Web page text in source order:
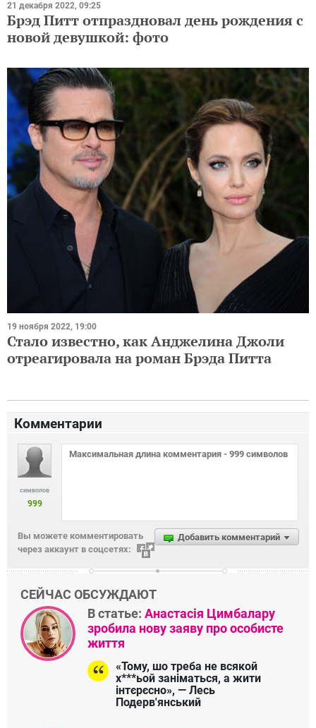
21 декабря 2022, 09:25
Брэд Питт отпраздновал день рождения с
новой девушкой: фото
19 ноября 2022, 19:00
Стало известно, как Анджелина Джоли
отреагировала на роман Брэда Питта
Комментарии
символов
999
Добавить комментарий
Вы можете комментировать
через аккаунт в соцсетях:
СЕЙЧАС ОБСУЖДАЮТ
В статье: Анастасія Цимбалару
зробила нову заяву про особисте
життя
«Тому, шо треба не всякой
х***ьой заніматься, а жити
інтєрєсно», — Лесь
Подерв'янський